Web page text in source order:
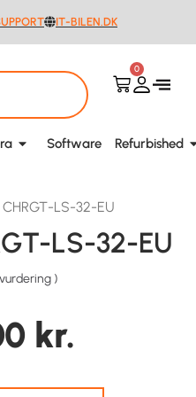
IT-BILEN.DK
0
Software Refurbished
LS-32-EU
LS-32-EU
)
kr.